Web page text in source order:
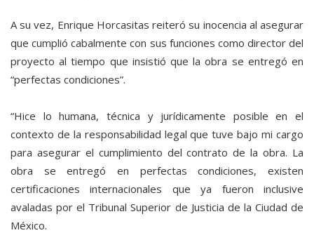
A su vez, Enrique Horcasitas reiteró su inocencia al asegurar
que cumplió cabalmente con sus funciones como director del
proyecto al tiempo que insistió que la obra se entregó en
“perfectas condiciones”.
“Hice lo humana, técnica y jurídicamente posible en el
contexto de la responsabilidad legal que tuve bajo mi cargo
para asegurar el cumplimiento del contrato de la obra. La
obra se entregó en perfectas condiciones, existen
certificaciones internacionales que ya fueron inclusive
avaladas por el Tribunal Superior de Justicia de la Ciudad de
México.